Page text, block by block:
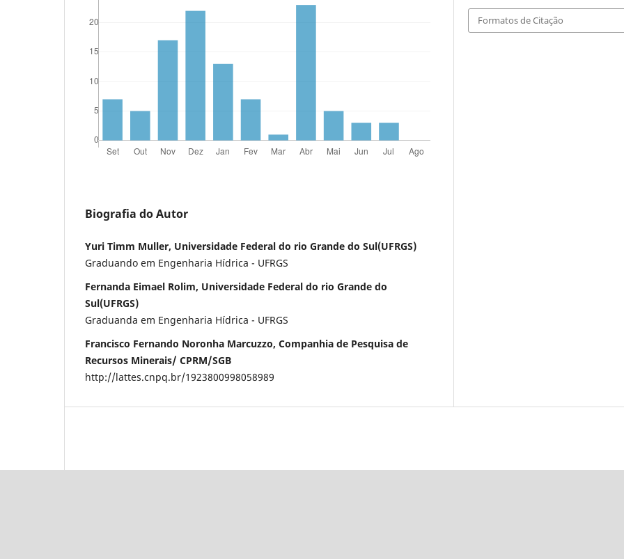
Biografia do Autor
Yuri Timm Muller, Universidade Federal do rio Grande do Sul(UFRGS)
Graduando em Engenharia Hídrica - UFRGS
Fernanda Eimael Rolim, Universidade Federal do rio Grande do
Sul(UFRGS)
Graduanda em Engenharia Hídrica - UFRGS
Francisco Fernando Noronha Marcuzzo, Companhia de Pesquisa de
Recursos Minerais/ CPRM/SGB
http://lattes.cnpq.br/1923800998058989
Formatos de Citação